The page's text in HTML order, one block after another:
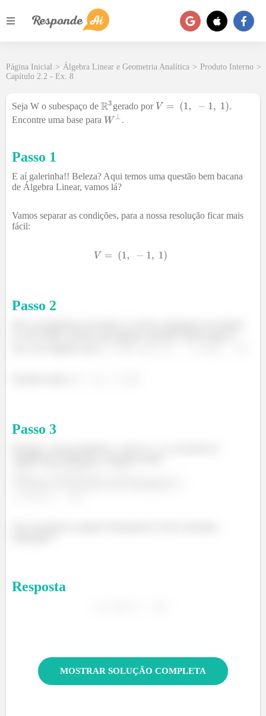
Página Inicial > Álgebra Linear e Geometria Analítica > Produto Interno >
Capítulo 2.2 - Ex. 8
Seja W o subespaço de gerado por
.
Encontre uma base para
.
Passo 1
E aí galerinha!! Beleza? Aqui temos uma questão bem bacana
de Álgebra Linear, vamos lá?
Vamos separar as condições, para a nossa resolução ficar mais
fácil:
Passo 2
Passo 3
Resposta
MOSTRAR SOLUÇÃO COMPLETA